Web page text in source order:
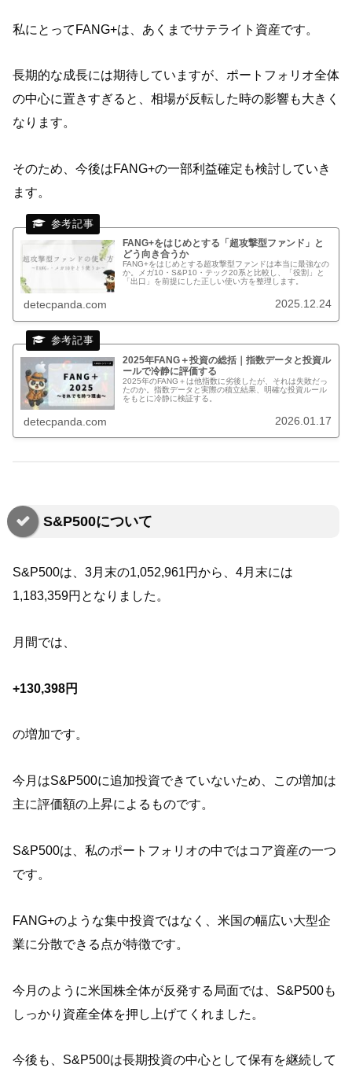
私にとってFANG+は、あくまでサテライト資産です。
長期的な成長には期待していますが、ポートフォリオ全体
の中心に置きすぎると、相場が反転した時の影響も大きく
なります。
そのため、今後はFANG+の一部利益確定も検討していき
ます。
FANG+をはじめとする「超攻撃型ファンド」と
どう向き合うか
FANG+をはじめとする超攻撃型ファンドは本当に最強なの
か。メガ10・S&P10・テック20系と比較し、「役割」と
「出口」を前提にした正しい使い方を整理します。
detecpanda.com 2025.12.24
2025年FANG＋投資の総括｜指数データと投資ル
ールで冷静に評価する
2025年のFANG＋は他指数に劣後したが、それは失敗だっ
たのか。指数データと実際の積立結果、明確な投資ルール
をもとに冷静に検証する。
detecpanda.com 2026.01.17
S&P500について
S&P500は、3月末の1,052,961円から、4月末には
1,183,359円となりました。
月間では、
+130,398円
の増加です。
今月はS&P500に追加投資できていないため、この増加は
主に評価額の上昇によるものです。
S&P500は、私のポートフォリオの中ではコア資産の一つ
です。
FANG+のような集中投資ではなく、米国の幅広い大型企
業に分散できる点が特徴です。
今月のように米国株全体が反発する局面では、S&P500も
しっかり資産全体を押し上げてくれました。
今後も、S&P500は長期投資の中心として保有を継続して